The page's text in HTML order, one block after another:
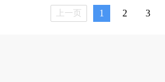
上一页 1 2 3